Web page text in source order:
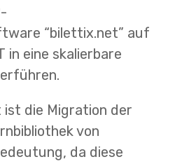
“bilettix.net” auf
in eine skalierbare
ist die Migration der
von
da diese